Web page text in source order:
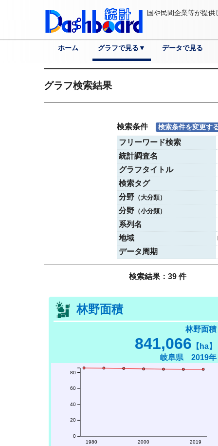
国や民間企業等が提
ホーム グラフで見る▼
分野各国へ
都道府県へ
市区町村へ
詳細検索
データで見る
グラフ検索結果
検索条件 検索条件を変更す
フリーワード検索
統計調査名
グラフタイトル
検索タグ
分野（大分類）
分野（小分類）
系列名
地域
データ周期
検索結果：39 件
林野面積
林野面積
841,066 【ha】
岐阜県 2019年
1980 2000 2019
0
20
40
60
80